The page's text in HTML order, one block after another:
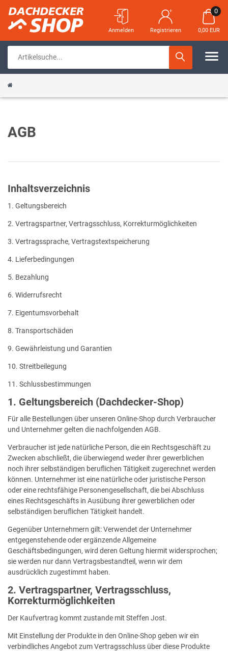
Anmelden Registrieren
0
0,00 EUR
AGB
Inhaltsverzeichnis
1. Geltungsbereich
2. Vertragspartner, Vertragsschluss, Korrekturmöglichkeiten
3. Vertragssprache, Vertragstextspeicherung
4. Lieferbedingungen
5. Bezahlung
6. Widerrufsrecht
7. Eigentumsvorbehalt
8. Transportschäden
9. Gewährleistung und Garantien
10. Streitbeilegung
11. Schlussbestimmungen
1. Geltungsbereich (Dachdecker-Shop)
Für alle Bestellungen über unseren Online-Shop durch Verbraucher
und Unternehmer gelten die nachfolgenden AGB.
Verbraucher ist jede natürliche Person, die ein Rechtsgeschäft zu
Zwecken abschließt, die überwiegend weder ihrer gewerblichen
noch ihrer selbständigen beruflichen Tätigkeit zugerechnet werden
können. Unternehmer ist eine natürliche oder juristische Person
oder eine rechtsfähige Personengesellschaft, die bei Abschluss
eines Rechtsgeschäfts in Ausübung ihrer gewerblichen oder
selbständigen beruflichen Tätigkeit handelt.
Gegenüber Unternehmern gilt: Verwendet der Unternehmer
entgegenstehende oder ergänzende Allgemeine
Geschäftsbedingungen, wird deren Geltung hiermit widersprochen;
sie werden nur dann Vertragsbestandteil, wenn wir dem
ausdrücklich zugestimmt haben.
2. Vertragspartner, Vertragsschluss,
Korrekturmöglichkeiten
Der Kaufvertrag kommt zustande mit Steffen Jost.
Mit Einstellung der Produkte in den Online-Shop geben wir ein
verbindliches Angebot zum Vertragsschluss über diese Produkte